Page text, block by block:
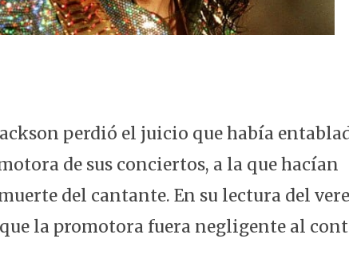
perdió el juicio que había
de sus conciertos, a la que hacían
del cantante. En su lectura del
la promotora fuera negligente al